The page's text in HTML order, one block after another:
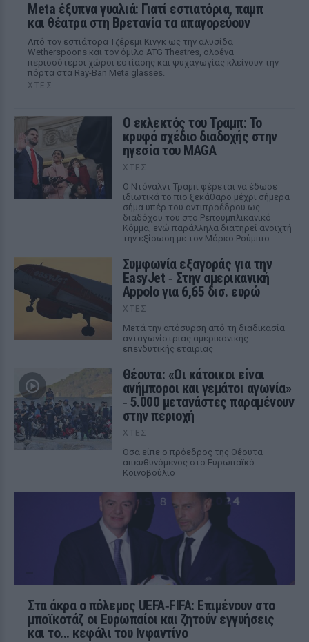
Meta έξυπνα γυαλιά: Γιατί εστιατόρια, παμπ
και θέατρα στη Βρετανία τα απαγορεύουν
Από τον εστιάτορα Τζέρεμι Κινγκ ως την αλυσίδα
Wetherspoons και τον όμιλο ATG Theatres, ολοένα
περισσότεροι χώροι εστίασης και ψυχαγωγίας κλείνουν την
πόρτα στα Ray-Ban Meta glasses.
ΧΤΕΣ
Ο εκλεκτός του Τραμπ: Το
κρυφό σχέδιο διαδοχής στην
ηγεσία του MAGA
ΧΤΕΣ
Ο Ντόναλντ Τραμπ φέρεται να έδωσε
ιδιωτικά το πιο ξεκάθαρο μέχρι σήμερα
σήμα υπέρ του αντιπροέδρου ως
διαδόχου του στο Ρεπουμπλικανικό
Κόμμα, ενώ παράλληλα διατηρεί ανοιχτή
την εξίσωση με τον Μάρκο Ρούμπιο.
Συμφωνία εξαγοράς για την
EasyJet ‑ Στην αμερικανική
Appolo για 6,65 δισ. ευρώ
ΧΤΕΣ
Μετά την απόσυρση από τη διαδικασία
ανταγωνίστριας αμερικανικής
επενδυτικής εταιρίας
Θέουτα: «Οι κάτοικοι είναι
ανήμποροι και γεμάτοι αγωνία»
‑ 5.000 μετανάστες παραμένουν
στην περιοχή
ΧΤΕΣ
Όσα είπε ο πρόεδρος της Θέουτα
απευθυνόμενος στο Ευρωπαϊκό
Κοινοβούλιο
Στα άκρα ο πόλεμος UEFA‑FIFA: Επιμένουν στο
μποϊκοτάζ οι Ευρωπαίοι και ζητούν εγγυήσεις
και το... κεφάλι του Ινφαντίνο